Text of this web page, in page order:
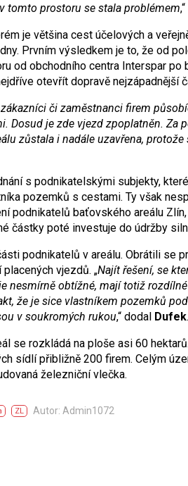
tomto prostoru se stala problémem
je většina cest účelových a
Prvním výsledkem je to, že od
od obchodního centra Interspar po
otevřít dopravě nejzápadnější
či zaměstnanci firem
Dosud je zde vjezd zpoplatněn. Za
zůstala i nadále uzavřena,
s podnikatelskými subjekty,
pozemků s cestami. Ty však
podnikatelů baťovského areálu
částky poté investuje do údržby
podnikatelů v areálu. Obrátili se
vjezdů. „Najít řešení, se
nesmírně obtížné, mají totiž
že je sice vlastníkem pozemků
v soukromých rukou,“ dodal Dufek.
se rozkládá na ploše asi 60
sídlí přibližně 200 firem. Celým
železniční vlečka.
ZL Autor: Admin1072